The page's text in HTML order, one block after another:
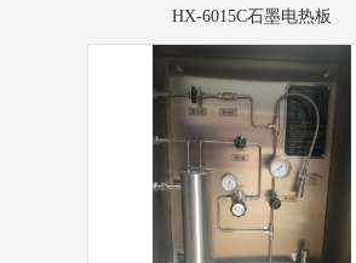
HX-6015C石墨电热板